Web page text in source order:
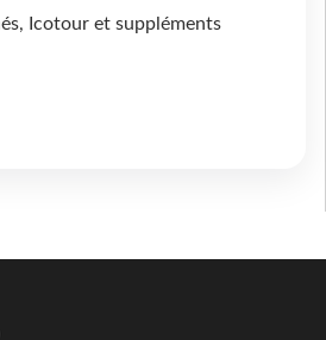
Icotour et suppléments